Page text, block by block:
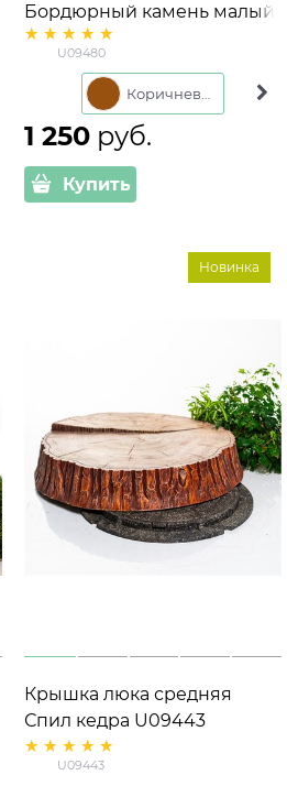
Бордюрный камень малый
U09480 стеклопластик
30*31*11 см
U09480
1 250 руб.
Купить
Крышка люка средняя
Спил кедра U09443
стеклопластик d=100 см
U09443
Новинка